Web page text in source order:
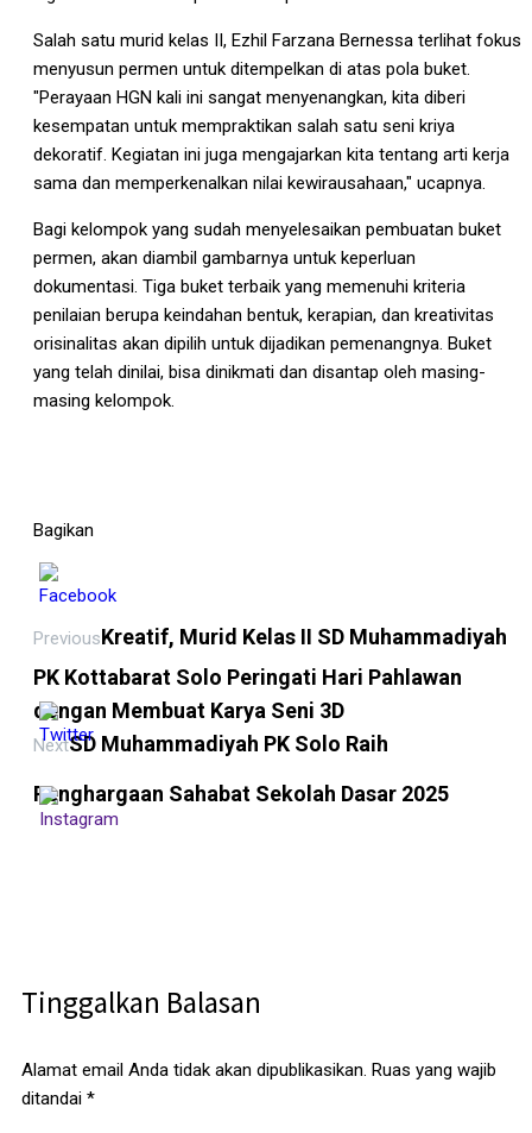
Salah satu murid kelas II, Ezhil Farzana Bernessa terlihat fokus
menyusun permen untuk ditempelkan di atas pola buket.
"Perayaan HGN kali ini sangat menyenangkan, kita diberi
kesempatan untuk mempraktikan salah satu seni kriya
dekoratif. Kegiatan ini juga mengajarkan kita tentang arti kerja
sama dan memperkenalkan nilai kewirausahaan," ucapnya.
Bagi kelompok yang sudah menyelesaikan pembuatan buket
permen, akan diambil gambarnya untuk keperluan
dokumentasi. Tiga buket terbaik yang memenuhi kriteria
penilaian berupa keindahan bentuk, kerapian, dan kreativitas
orisinalitas akan dipilih untuk dijadikan pemenangnya. Buket
yang telah dinilai, bisa dinikmati dan disantap oleh masing-
masing kelompok.
Bagikan
PreviousKreatif, Murid Kelas II SD Muhammadiyah
PK Kottabarat Solo Peringati Hari Pahlawan
dengan Membuat Karya Seni 3D
NextSD Muhammadiyah PK Solo Raih
Penghargaan Sahabat Sekolah Dasar 2025
Tinggalkan Balasan
Alamat email Anda tidak akan dipublikasikan. Ruas yang wajib
ditandai *